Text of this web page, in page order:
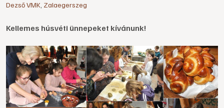
Dezső VMK Zalaegerszeg
Kellemes húsvéti ünnepeket kívánunk!